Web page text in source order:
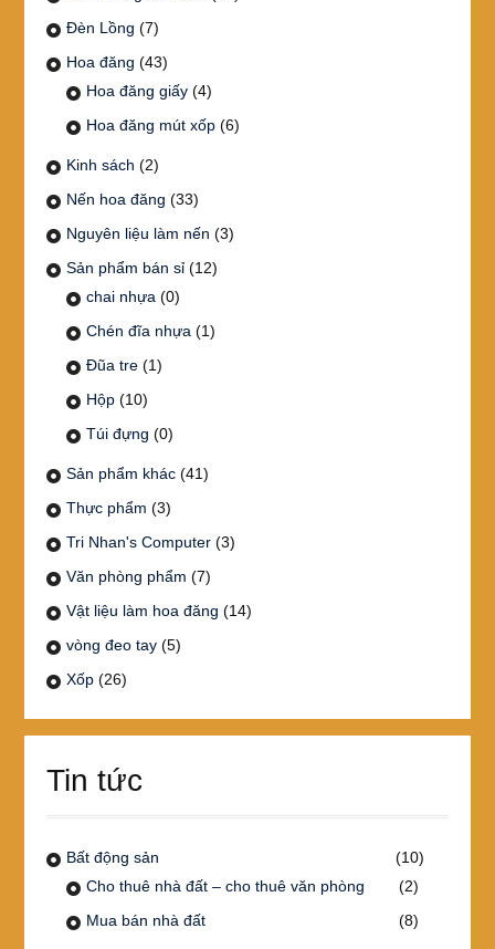
Đèn Lồng (7)
Hoa đăng (43)
Hoa đăng giấy (4)
Hoa đăng mút xốp (6)
Kinh sách (2)
Nến hoa đăng (33)
Nguyên liệu làm nến (3)
Sản phẩm bán sỉ (12)
chai nhựa (0)
Chén đĩa nhựa (1)
Đũa tre (1)
Hộp (10)
Túi đựng (0)
Sản phẩm khác (41)
Thực phẩm (3)
Tri Nhan's Computer (3)
Văn phòng phẩm (7)
Vật liệu làm hoa đăng (14)
vòng đeo tay (5)
Xốp (26)
Tin tức
Bất động sản
(10)
Cho thuê nhà đất – cho thuê văn phòng
(2)
Mua bán nhà đất
(8)